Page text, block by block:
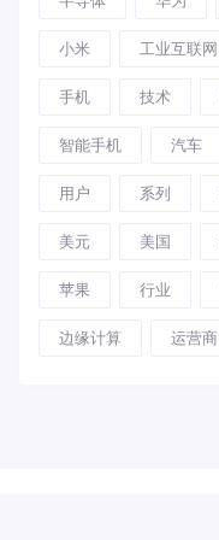
小米 工业互联网
手机 技术
智能手机 汽车
用户 系列
美元 美国
苹果 行业
边缘计算 运营商